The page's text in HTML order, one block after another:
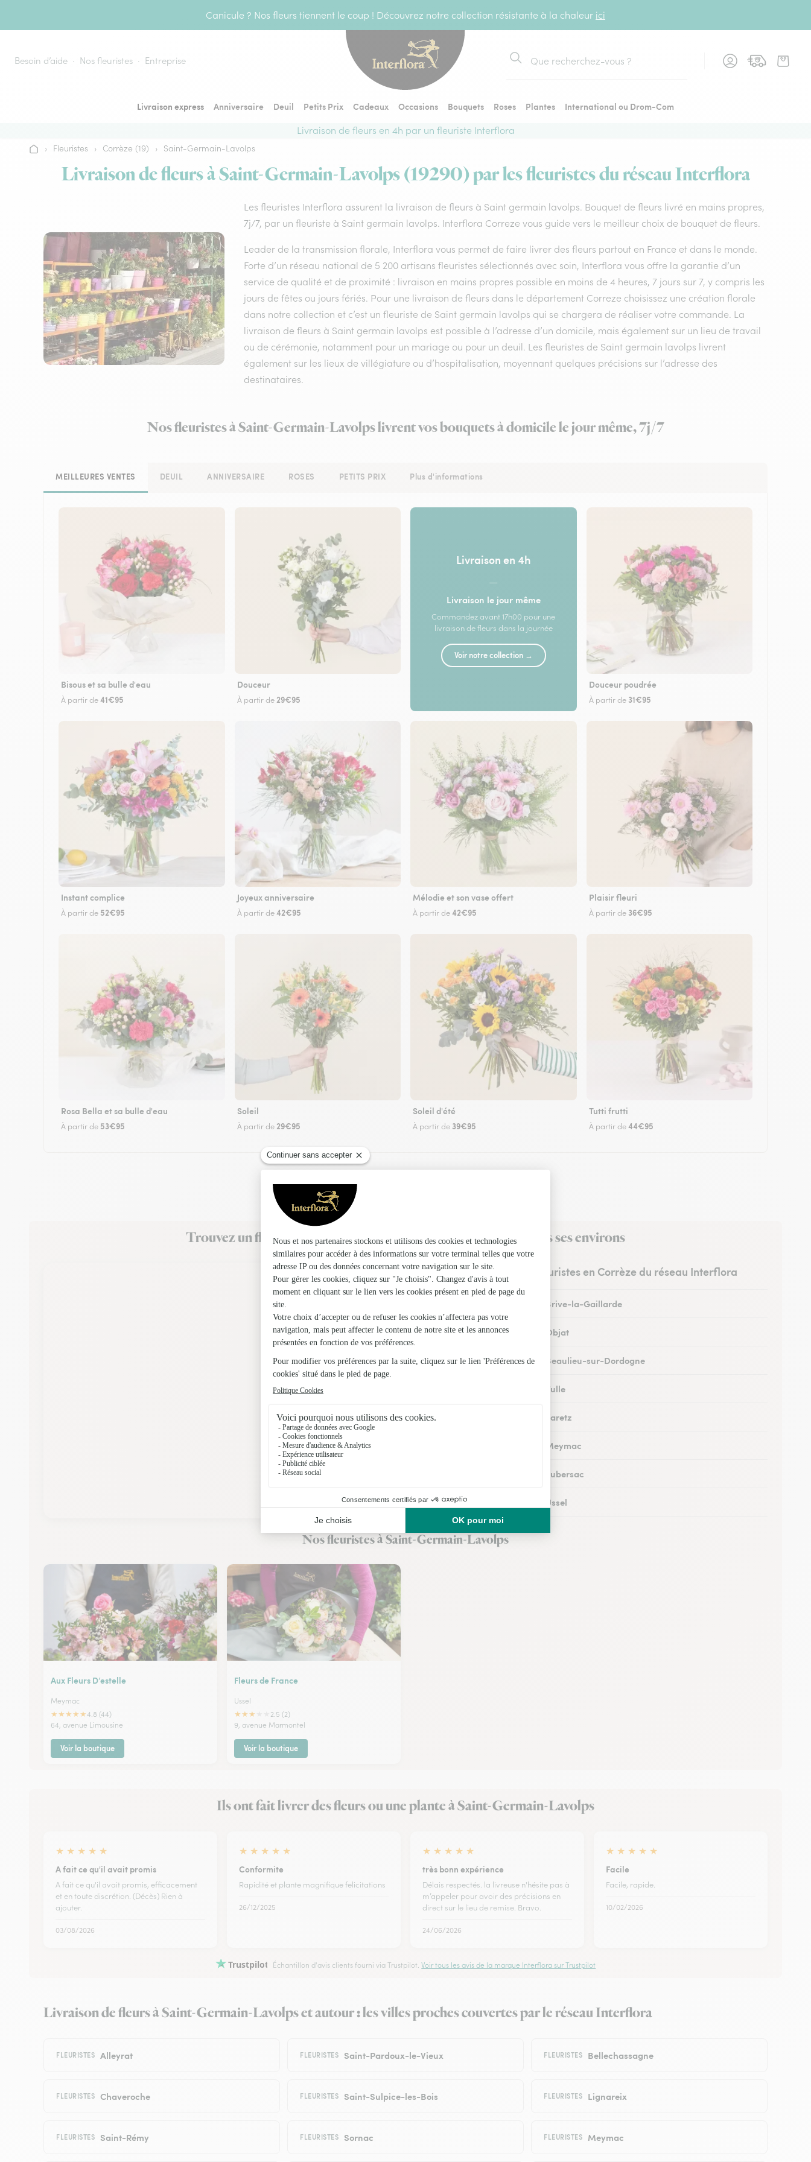
Canicule ? Nos fleurs tiennent le coup ! Découvrez notre collection résistante à la chaleur ici
Besoin d’aide Nos fleuristes Entreprise
Rechercher
Livraison express Anniversaire Deuil Petits Prix Cadeaux Occasions Bouquets Roses Plantes
International ou Drom-Com
Livraison de fleurs en 4h par un fleuriste Interflora
Accueil
› Fleuristes › Corrèze (19) › Saint-Germain-Lavolps
Livraison de fleurs à Saint-Germain-Lavolps (19290) par les fleuristes du réseau Interflora
Les fleuristes Interflora assurent la livraison de fleurs à Saint germain lavolps. Bouquet de fleurs livré en mains propres,
7j/7, par un fleuriste à Saint germain lavolps. Interflora Correze vous guide vers le meilleur choix de bouquet de fleurs.
Leader de la transmission florale, Interflora vous permet de faire livrer des fleurs partout en France et dans le monde.
Forte d’un réseau national de 5 200 artisans fleuristes sélectionnés avec soin, Interflora vous offre la garantie d’un
service de qualité et de proximité : livraison en mains propres possible en moins de 4 heures, 7 jours sur 7, y compris les
jours de fêtes ou jours fériés. Pour une livraison de fleurs dans le département Correze choisissez une création florale
dans notre collection et c’est un fleuriste de Saint germain lavolps qui se chargera de réaliser votre commande. La
livraison de fleurs à Saint germain lavolps est possible à l’adresse d’un domicile, mais également sur un lieu de travail
ou de cérémonie, notamment pour un mariage ou pour un deuil. Les fleuristes de Saint germain lavolps livrent
également sur les lieux de villégiature ou d’hospitalisation, moyennant quelques précisions sur l’adresse des
destinataires.
Nos fleuristes à Saint-Germain-Lavolps livrent vos bouquets à domicile le jour même, 7j/7
MEILLEURES VENTES DEUIL ANNIVERSAIRE ROSES PETITS PRIX Plus d'informations
Bisous et sa bulle d'eau
À partir de41€95
Douceur
À partir de 29€95
Livraison en 4h
—
Livraison le jour même
Commandez avant 17h00 pour une
livraison de fleurs dans la journée
Voir notre collection →
Douceur poudrée
À partir de 31€95
Instant complice
À partir de 52€95
Joyeux anniversaire
À partir de42€95
Mélodie et son vase offert
À partir de42€95
Plaisir fleuri
À partir de 36€95
Rosa Bella et sa bulle d'eau
À partir de 53€95
Soleil
À partir de 29€95
Soleil d'été
À partir de 39€95
Tutti frutti
À partir de44€95
Trouvez un fleuriste Interflora à Saint-Germain-Lavolps et dans ses environs
Les fleuristes en Corrèze du réseau Interflora
Fleuristes à Brive-la-Gaillarde
Fleuristes à Objat
Fleuristes à Beaulieu-sur-Dordogne
Fleuristes à Tulle
Fleuristes à Varetz
Fleuristes à Meymac
Fleuristes à Lubersac
Fleuristes à Ussel
Fleuristes à Allassac
Nos fleuristes à Saint-Germain-Lavolps
Aux Fleurs D’estelle
Meymac
★★★★★4.8 (44)
64, avenue Limousine
Voir la boutique
Fleurs de France
Ussel
★★★
2.5 (2)
9, avenue Marmontel
Voir la boutique
Ils ont fait livrer des fleurs ou une plante à Saint-Germain-Lavolps
★ ★ ★ ★ ★
A fait ce qu'il avait promis
A fait ce qu'il avait promis, efficacement
et en toute discrétion. (Décès) Rien à
ajouter.
03/08/2026
★ ★ ★ ★ ★
Conformite
Rapidité et plante magnifique felicitations
26/12/2025
★ ★ ★ ★ ★
très bonn expérience
Délais respectés. la livreuse n'hésite pas à
m’appeler pour avoir des précisions en
direct sur le lieu de remise. Bravo.
24/06/2026
★ ★ ★ ★ ★
Facile
Facile, rapide.
10/02/2026
Trustpilot Échantillon d'avis clients fourni via Trustpilot.Voir tous les avis de la marque Interflora sur Trustpilot
Livraison de fleurs à Saint-Germain-Lavolps et autour : les villes proches couvertes par le réseau Interflora
FLEURISTES Alleyrat FLEURISTES Saint-Pardoux-le-Vieux FLEURISTES Bellechassagne
FLEURISTES Chaveroche FLEURISTES Saint-Sulpice-les-Bois FLEURISTES Lignareix
FLEURISTES Saint-Rémy FLEURISTES Sornac FLEURISTES Meymac